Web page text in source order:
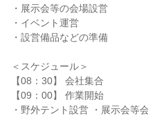
・展示会等の会場設営
・イベント運営
・設営備品などの準備
＜スケジュール＞
【08：30】 会社集合
【09：00】 作業開始
・野外テント設営 ・展示会等